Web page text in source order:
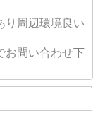
り周辺環境良い
お問い合わせ下